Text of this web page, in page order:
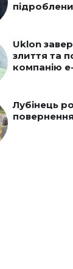
Uklon
злиття та
компанію
Лубінець